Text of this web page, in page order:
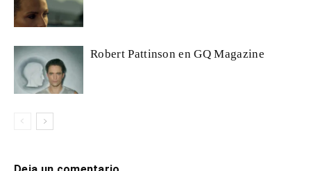
Robert Pattinson en GQ Magazine